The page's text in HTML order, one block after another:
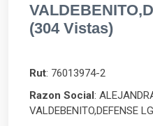
(304 Vistas)
Rut: 76013974-2
Razon Social :
VALDEBENITO,DEFENSE